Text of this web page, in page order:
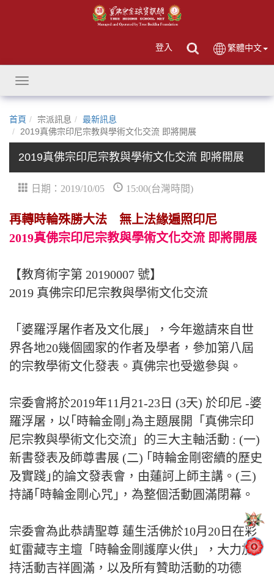
登入 繁體中文
Toggle
navigation
首頁 宗派訊息
最新訊息
2019真佛宗印尼宗教與學術文化交流 即將開展
2019真佛宗印尼宗教與學術文化交流 即將開展
日期：2019/10/05 15:00(台灣時間)
再轉時輪殊勝大法 無上法緣遍照印尼
2019真佛宗印尼宗教與學術文化交流 即將開展
【教育術字第 20190007 號】
2019 真佛宗印尼宗教與學術文化交流
「婆羅浮屠作者及文化展」，今年邀請來自世
界各地20幾個國家的作者及學者，參加第八屆
的宗教學術文化發表。真佛宗也受邀參與。
宗委會將於2019年11月21-23日 (3天) 於印尼 -婆
羅浮屠，以｢時輪金剛｣為主題展開「真佛宗印
尼宗教與學術文化交流」的三大主軸活動 : (一)
新書發表及師尊書展 (二) ｢時輪金剛密續的歷史
及實踐｣的論文發表會，由蓮訶上師主講。(三)
持誦｢時輪金剛心咒｣，為整個活動圓滿閉幕。
宗委會為此恭請聖尊 蓮生活佛於10月20日在彩
虹雷藏寺主壇「時輪金剛護摩火供」，大力加
持活動吉祥圓滿，以及所有贊助活動的功德